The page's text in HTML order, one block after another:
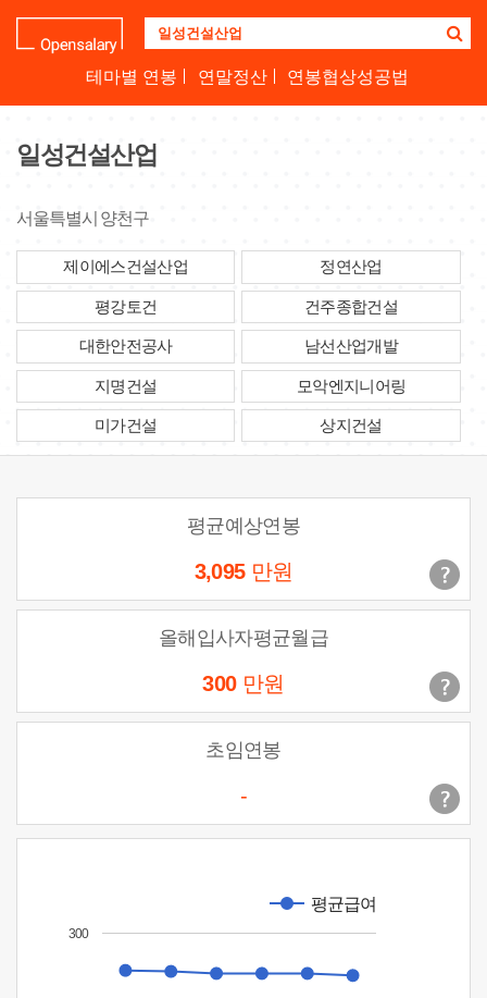
업
명
하
테마별 연봉 연말정산 연봉협상성공법
일성건설산업
서울특별시 양천구
제이에스건설산업 정연산업
평강토건 건주종합건설
대한안전공사 남선산업개발
지명건설 모악엔지니어링
미가건설 상지건설
평균예상연봉
3,095 만원
올해입사자평균월급
300 만원
초임연봉
-
평균급여
300